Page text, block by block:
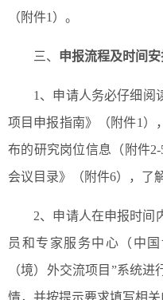
（附件1）。
三、 申报流程及时间安
1、申请人务必仔细阅
项目申报指南》（附件1）
布的研究岗位信息（附件
会议目录》（附件6），了
2、申请人在申报时间
员和专家服务中心（中
（境）外交流项目”系统